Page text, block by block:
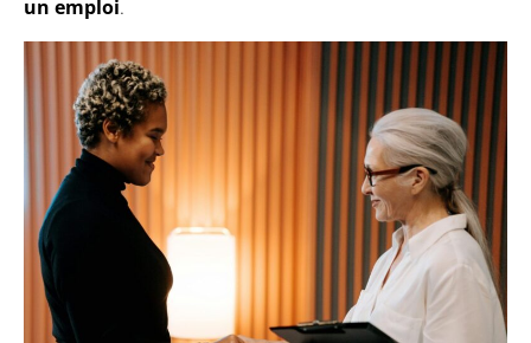
un emploi.